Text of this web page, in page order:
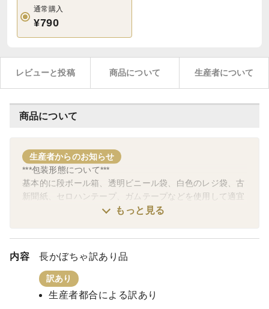
通常購入
¥790
レビューと投稿 商品について 生産者について
商品について
生産者からのお知らせ
***包装形態について***
基本的に段ボール箱、透明ビニール袋、白色のレジ袋、古
新聞紙、セロハンテープ、ガムテープなどを使用して適宜
に梱包いたします。商品の値段を抑えるためなど様々な理
***商品の発送について***
午前9時以降のご注文につきましては原則翌営業日の発送
となります。
土日祝日の発送を行っておりませんので、お届け希望日に
もっと見る
内容 長かぼちゃ訳あり品
訳あり
生産者都合による訳あり